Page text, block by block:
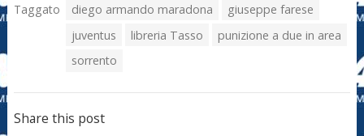
Taggato diego armando maradona
giuseppe farese
juventus
libreria Tasso
punizione a due in area
sorrento
Share this post